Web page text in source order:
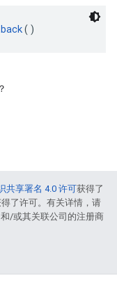
()
共享署名 4.0 许可获得了
了许可。有关详情，请
/或其关联公司的注册商